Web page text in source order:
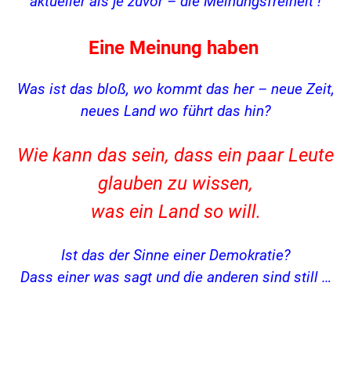
Eine Meinung haben
Was ist das bloß, wo kommt das her – neue Zeit,
neues Land wo führt das hin?
Wie kann das sein, dass ein paar Leute
glauben zu wissen,
was ein Land so will.
Ist das der Sinne einer Demokratie?
Dass einer was sagt und die anderen sind still …